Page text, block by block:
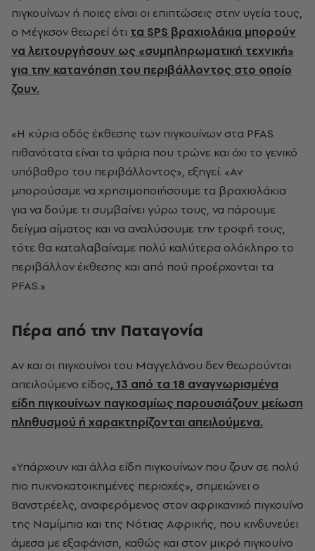
πιγκουίνων ή ποιες είναι οι επιπτώσεις στην υγεία τους,
ο Μέγκσον θεωρεί ότι τα SPS βραχιολάκια μπορούν
να λειτουργήσουν ως «συμπληρωματική τεχνική»
για την κατανόηση του περιβάλλοντος στο οποίο
ζουν.
«Η κύρια οδός έκθεσης των πιγκουίνων στα PFAS
πιθανότατα είναι τα ψάρια που τρώνε και όχι το γενικό
υπόβαθρο του περιβάλλοντος», εξηγεί. «Αν
μπορούσαμε να χρησιμοποιήσουμε τα βραχιολάκια
για να δούμε τι συμβαίνει γύρω τους, να πάρουμε
δείγμα αίματος και να αναλύσουμε την τροφή τους,
τότε θα καταλαβαίναμε πολύ καλύτερα ολόκληρο το
περιβάλλον έκθεσης και από πού προέρχονται τα
PFAS.»
Πέρα από την Παταγονία
Αν και οι πιγκουίνοι του Μαγγελάνου δεν θεωρούνται
απειλούμενο είδος, 13 από τα 18 αναγνωρισμένα
είδη πιγκουίνων παγκοσμίως παρουσιάζουν μείωση
πληθυσμού ή χαρακτηρίζονται απειλούμενα.
«Υπάρχουν και άλλα είδη πιγκουίνων που ζουν σε πολύ
πιο πυκνοκατοικημένες περιοχές», σημειώνει ο
Βανστρέελς, αναφερόμενος στον αφρικανικό πιγκουίνο
της Ναμίμπια και της Νότιας Αφρικής, που κινδυνεύει
άμεσα με εξαφάνιση, καθώς και στον μικρό πιγκουίνο